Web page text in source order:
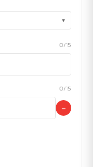
▾
0/15
0/15
−